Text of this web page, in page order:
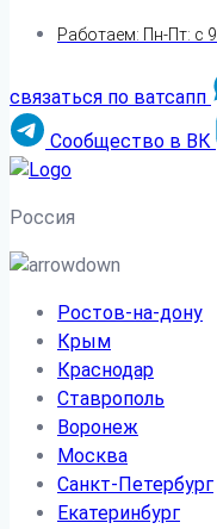
Работаем: Пн-Пт: с
связаться по ватсапп
Сообщество в ВК
Россия
Ростов-на-дону
Крым
Краснодар
Ставрополь
Воронеж
Москва
Санкт-Петербург
Екатеринбург